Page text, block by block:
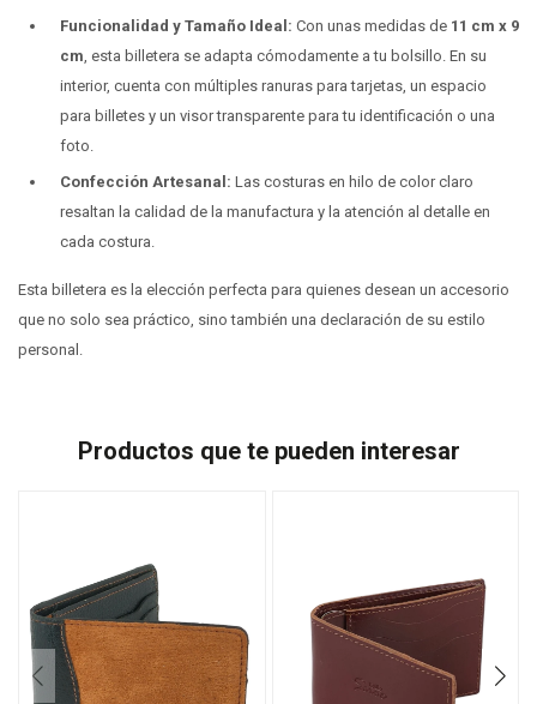
Funcionalidad y Tamaño Ideal: Con unas medidas de 11 cm x 9
cm, esta billetera se adapta cómodamente a tu bolsillo. En su
interior, cuenta con múltiples ranuras para tarjetas, un espacio
para billetes y un visor transparente para tu identificación o una
foto.
Confección Artesanal: Las costuras en hilo de color claro
resaltan la calidad de la manufactura y la atención al detalle en
cada costura.
Esta billetera es la elección perfecta para quienes desean un accesorio
que no solo sea práctico, sino también una declaración de su estilo
personal.
Productos que te pueden interesar